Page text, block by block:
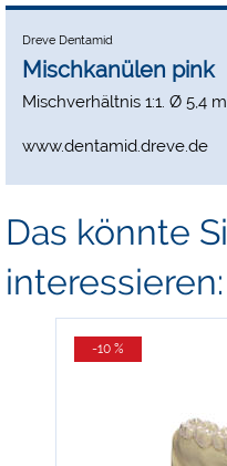
Dreve Dentamid
Mischkanülen pink
Mischverhältnis 1:1. Ø 5,4
www.dentamid.dreve.de
Das könnte
interessieren:
-10 %